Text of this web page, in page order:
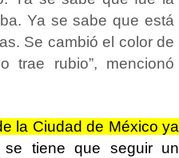
Ya se sabe que está
Se cambió el color de
trae rubio”, mencionó
la Ciudad de México ya
se tiene que seguir un